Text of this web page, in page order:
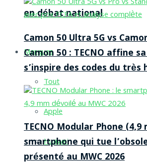
en débat national
Marques
Tout
Apple
Huawei
Camon 50 Ultra 5G vs
Camon 50 : TECNO affine
s’inspire des codes du
TECNO Modular Phone (4,9
smartphone qui tue
présenté au MWC 2026